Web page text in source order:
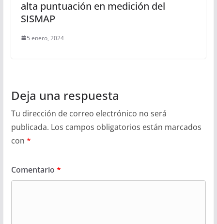
alta puntuación en medición del
SISMAP
5 enero, 2024
Deja una respuesta
Tu dirección de correo electrónico no será
publicada. Los campos obligatorios están marcados
con *
Comentario *